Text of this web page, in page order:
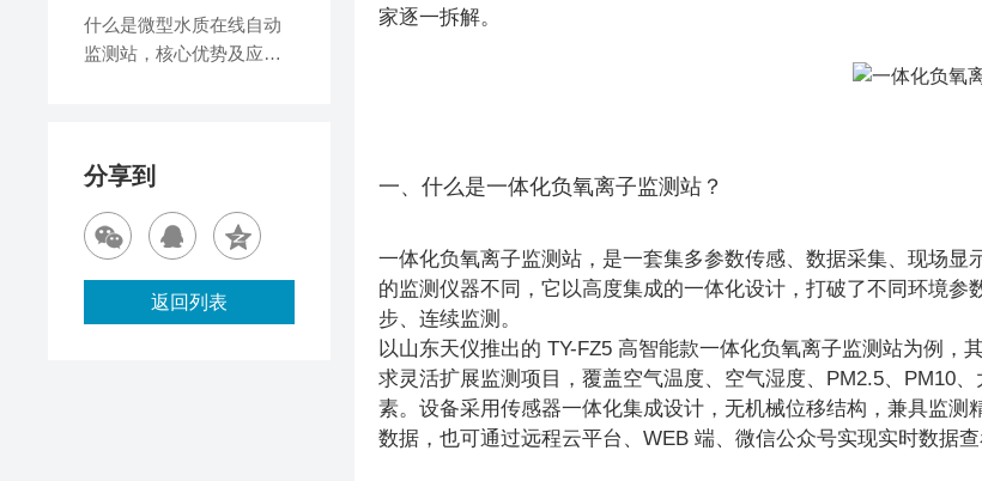
家逐一拆解。
一、什么是一体化负氧离子监测站？
一体化负氧离子监测站，是一套集多参数传感、数据采集、现场
的监测仪器不同，它以高度集成的一体化设计，打破了不同环境
步、连续监测。
以山东天仪推出的 TY-FZ5 高智能款一体化负氧离子监测站为例
求灵活扩展监测项目，覆盖空气温度、空气湿度、PM2.5、PM10
素。设备采用传感器一体化集成设计，无机械位移结构，兼具监
数据，也可通过远程云平台、WEB 端、微信公众号实现实时数据
什么是微型水质在线自动
监测站，核心优势及应
分享到
返回列表